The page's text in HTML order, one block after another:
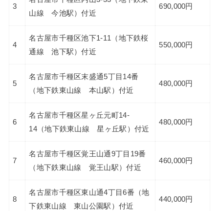
3
山線 今池駅）付近
690,000円
4
名古屋市千種区池下1-11（地下鉄桜
通線 池下駅）付近
550,000円
5
名古屋市千種区末盛通5丁目14番
（地下鉄東山線 本山駅）付近
480,000円
6
名古屋市千種区星ヶ丘元町14-
14（地下鉄東山線 星ヶ丘駅）付近
480,000円
7
名古屋市千種区覚王山通9丁目19番
（地下鉄東山線 覚王山駅）付近
460,000円
8
名古屋市千種区東山通4丁目6番（地
下鉄東山線 東山公園駅）付近
440,000円